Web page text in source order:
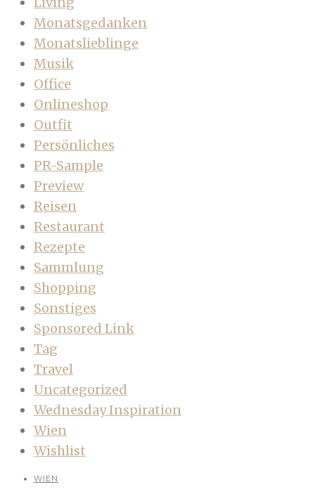
Monatsgedanken
Monatslieblinge
Musik
Office
Onlineshop
Outfit
Persönliches
PR-Sample
Preview
Reisen
Restaurant
Rezepte
Sammlung
Shopping
Sonstiges
Sponsored Link
Tag
Travel
Uncategorized
Wednesday Inspiration
Wien
Wishlist
WIEN